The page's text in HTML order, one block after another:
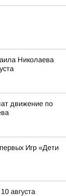
Николаева
движение по
Игр «Дети
августа